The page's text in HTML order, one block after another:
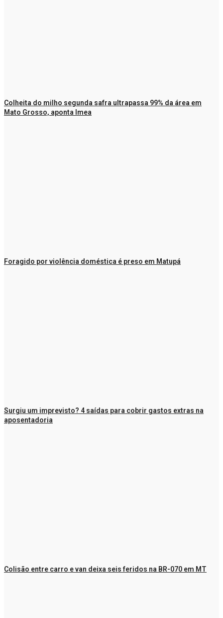
Colheita do milho segunda safra ultrapassa 99% da área em
Mato Grosso, aponta Imea
Foragido por violência doméstica é preso em Matupá
Surgiu um imprevisto? 4 saídas para cobrir gastos extras na
aposentadoria
Colisão entre carro e van deixa seis feridos na BR-070 em MT